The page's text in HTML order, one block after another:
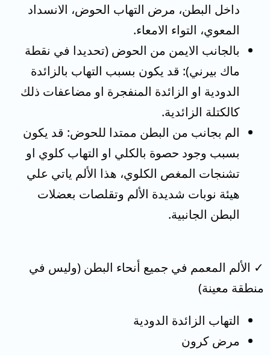
داخل البطن، مرض التهاب الحوض، الانسداد
المعوي، التواء الامعاء.
بالجانب الايمن من الحوض (تحديدا في نقطة
ماك بيرني): قد يكون بسبب التهاب بالزائدة
الدودية او الزائدة المنفجرة او مضاعفات ذلك
كالكتلة الزائدية.
الم بجانب من البطن ممتدا للحوض: قد يكون
بسبب وجود حصوة بالكلي او التهاب كلوي او
تشنجات المغص الكلوي، هذا الألم ياتي علي
هيئة نوبات شديدة الألم وتقلصات بعضلات
البطن الجانبية.
✓ الألم المعمم في جميع أنحاء البطن (وليس في
منطقة معينة)
التهاب الزائدة الدودية
مرض كرون